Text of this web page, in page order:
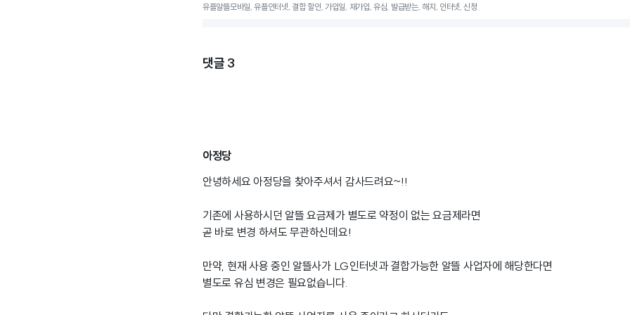
유플알뜰모바일, 유플인터넷, 결합 할인, 가입일, 재가입, 유심, 발급받는, 해지, 인터넷, 신청
댓글 3
아정당
안녕하세요 아정당을 찾아주셔서 감사드려요~!!
기존에 사용하시던 알뜰 요금제가 별도로 약정이 없는 요금제라면
곧 바로 변경 하셔도 무관하신데요!
만약, 현재 사용 중인 알뜰사가 LG인터넷과 결합가능한 알뜰 사업자에 해당한다면
별도로 유심 변경은 필요없습니다.